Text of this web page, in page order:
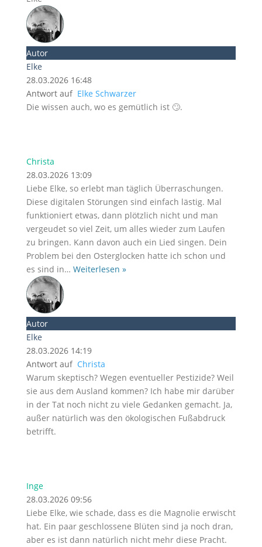
Autor
Elke
28.03.2026 16:48
Antwort auf Elke Schwarzer
Die wissen auch, wo es gemütlich ist 🙄.
Christa
28.03.2026 13:09
Liebe Elke, so erlebt man täglich Überraschungen.
Diese digitalen Störungen sind einfach lästig. Mal
funktioniert etwas, dann plötzlich nicht und man
vergeudet so viel Zeit, um alles wieder zum Laufen
zu bringen. Kann davon auch ein Lied singen. Dein
Problem bei den Osterglocken hatte ich schon und
es sind in… Weiterlesen »
Autor
Elke
28.03.2026 14:19
Antwort auf Christa
Warum skeptisch? Wegen eventueller Pestizide? Weil
sie aus dem Ausland kommen? Ich habe mir darüber
in der Tat noch nicht zu viele Gedanken gemacht. Ja,
außer natürlich was den ökologischen Fußabdruck
betrifft.
Inge
28.03.2026 09:56
Liebe Elke, wie schade, dass es die Magnolie erwischt
hat. Ein paar geschlossene Blüten sind ja noch dran,
aber es ist dann natürlich nicht mehr diese Pracht.